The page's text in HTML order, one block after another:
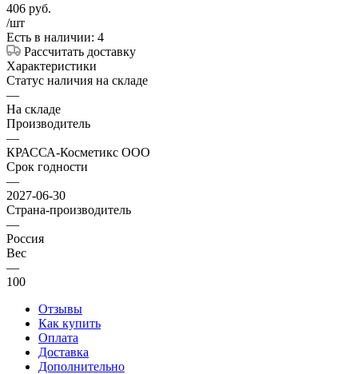
406 руб.
/шт
Есть в наличии: 4
Рассчитать доставку
Характеристики
Статус наличия на складе
—
На складе
Производитель
—
КРАССА-Косметикс ООО
Срок годности
—
2027-06-30
Страна-производитель
—
Россия
Вес
—
100
Отзывы
Как купить
Оплата
Доставка
Дополнительно